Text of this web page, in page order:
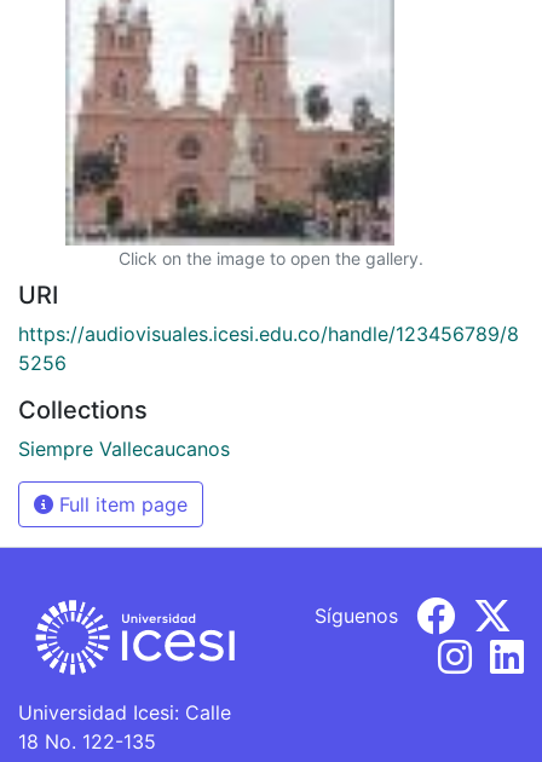
Click on the image to open the gallery.
URI
https://audiovisuales.icesi.edu.co/handle/123456789/8
5256
Collections
Siempre Vallecaucanos
Full item page
Universidad Icesi: Calle
18 No. 122-135
Síguenos